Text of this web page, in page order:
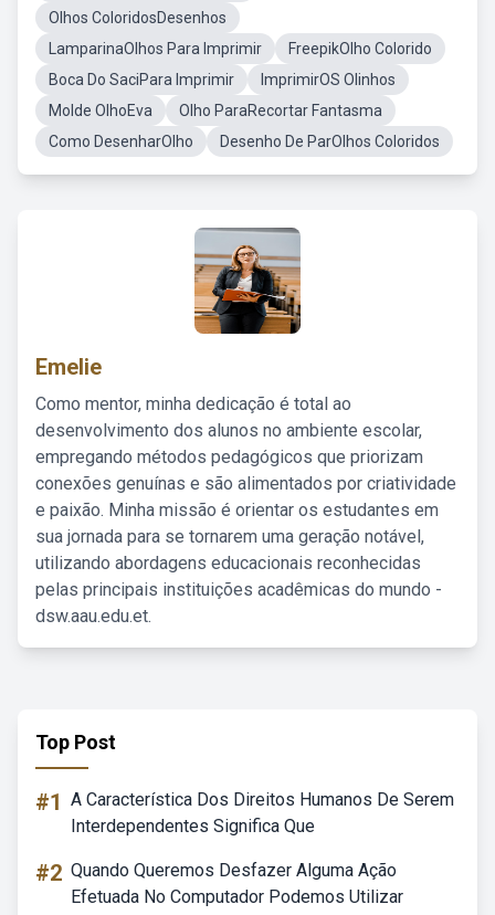
Olhos ColoridosDesenhos
LamparinaOlhos Para Imprimir
FreepikOlho Colorido
Boca Do SaciPara Imprimir
ImprimirOS Olinhos
Molde OlhoEva
Olho ParaRecortar Fantasma
Como DesenharOlho
Desenho De ParOlhos Coloridos
Emelie
Como mentor, minha dedicação é total ao
desenvolvimento dos alunos no ambiente escolar,
empregando métodos pedagógicos que priorizam
conexões genuínas e são alimentados por criatividade
e paixão. Minha missão é orientar os estudantes em
sua jornada para se tornarem uma geração notável,
utilizando abordagens educacionais reconhecidas
pelas principais instituições acadêmicas do mundo -
dsw.aau.edu.et.
Top Post
#1 A Característica Dos Direitos Humanos De Serem
Interdependentes Significa Que
#2 Quando Queremos Desfazer Alguma Ação
Efetuada No Computador Podemos Utilizar